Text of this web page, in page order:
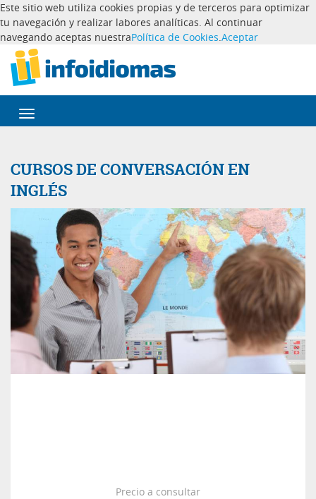
Este sitio web utiliza cookies propias y de terceros para optimizar
tu navegación y realizar labores analíticas. Al continuar
navegando aceptas nuestraPolítica de Cookies.Aceptar
Desplegar
navegación
CURSOS DE CONVERSACIÓN EN
INGLÉS
Precio a consultar